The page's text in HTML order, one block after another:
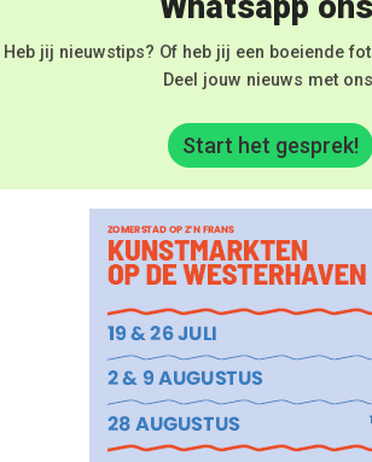
Heb jij nieuwstips? Of heb jij een boeiende
Deel jouw nieuws met
Start het gesprek!